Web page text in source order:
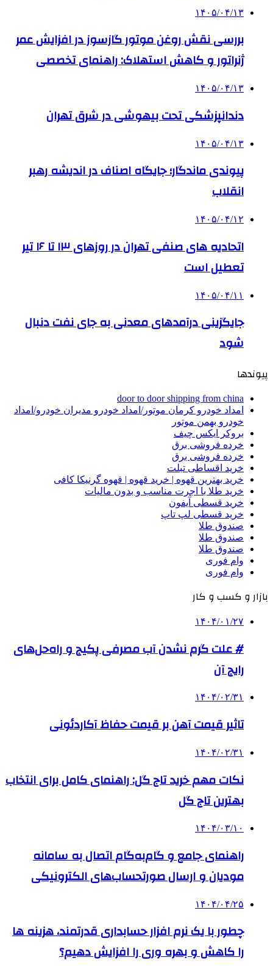
۱۴۰۵/۰۴/۱۳
بررسی نقش روغن موتور گازسوز در افزایش عمر
ژنراتور و کاهش استهلاک: راهنمای تخصصی
۱۴۰۵/۰۴/۱۳
دندانپزشکی تحت بیهوشی در شرق تهران
۱۴۰۵/۰۴/۱۳
پیوندی ماندگار؛ جایگاه اصناف در اندیشه رهبر
انقلاب
۱۴۰۵/۰۴/۱۲
اتحادیه های صنفی تهران در روزهای ۱۳ تا ۱۶ تیر
تعطیل است
۱۴۰۵/۰۴/۱۱
جایگزینی درآمدهای معدنی به جای نفت دنبال
شود
پیوندها
door to door shipping from china
امداد خودرو کرمان موتور/امداد خودرو مدیران خودرو/امداد
خودرو بهمن موتور
بروکر ایکس چیف
خرده فروشی برق
خرده فروشی برق
خرید اقساطی تبلت
خرید بهترین قهوه | خرید قهوه | قهوه گرنیکا کافی
خرید طلا با اجرت مناسب و بدون مالیات
خرید قسطی آیفون
خرید قسطی لپ تاپ
صندوق طلا
صندوق طلا
صندوق طلا
وام فوری
وام فوری
بازار و کسب و کار
۱۴۰۴/۰۱/۲۷
# علت گرم نشدن آب مصرفی پکیج و راه‌حل‌های
رایج آن
۱۴۰۴/۰۲/۳۱
تاثیر قیمت آهن بر قیمت حفاظ آکاردئونی
۱۴۰۴/۰۲/۳۱
نکات مهم خرید تاج گل: راهنمای کامل برای انتخاب
بهترین تاج گل
۱۴۰۴/۰۳/۱۰
راهنمای جامع و گام‌به‌گام اتصال به سامانه
مودیان و ارسال صورتحساب‌های الکترونیکی
۱۴۰۴/۰۴/۲۵
چطور با یک نرم افزار حسابداری قدرتمند، هزینه ها
را کاهش و بهره وری را افزایش دهیم؟